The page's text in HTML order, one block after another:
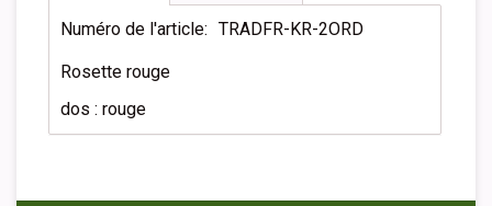
Numéro de l'article: TRADFR-KR-2ORD
Rosette rouge
dos : rouge